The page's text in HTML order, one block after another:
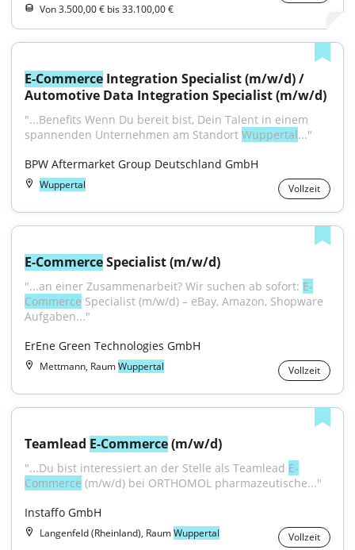
Von 3.500,00 € bis 33.100,00 €
E-Commerce Integration Specialist (m/w/d) /
Automotive Data Integration Specialist (m/w/d)
"...Benefits Wenn Du bereit bist, Dein Talent in einem
spannenden Unternehmen am Standort Wuppertal..."
BPW Aftermarket Group Deutschland GmbH
Wuppertal Vollzeit
E-Commerce Specialist (m/w/d)
"...an einer Zusammenarbeit? Wir suchen ab sofort: E-
Commerce Specialist (m/w/d) – eBay, Amazon, Shopware
Aufgaben..."
ErEne Green Technologies GmbH
Mettmann, RaumWuppertal Vollzeit
Teamlead E-Commerce (m/w/d)
"...Du bist interessiert an der Stelle als Teamlead E-
Commerce (m/w/d) bei ORTHOMOL pharmazeutische..."
Instaffo GmbH
Langenfeld (Rheinland), RaumWuppertal Vollzeit